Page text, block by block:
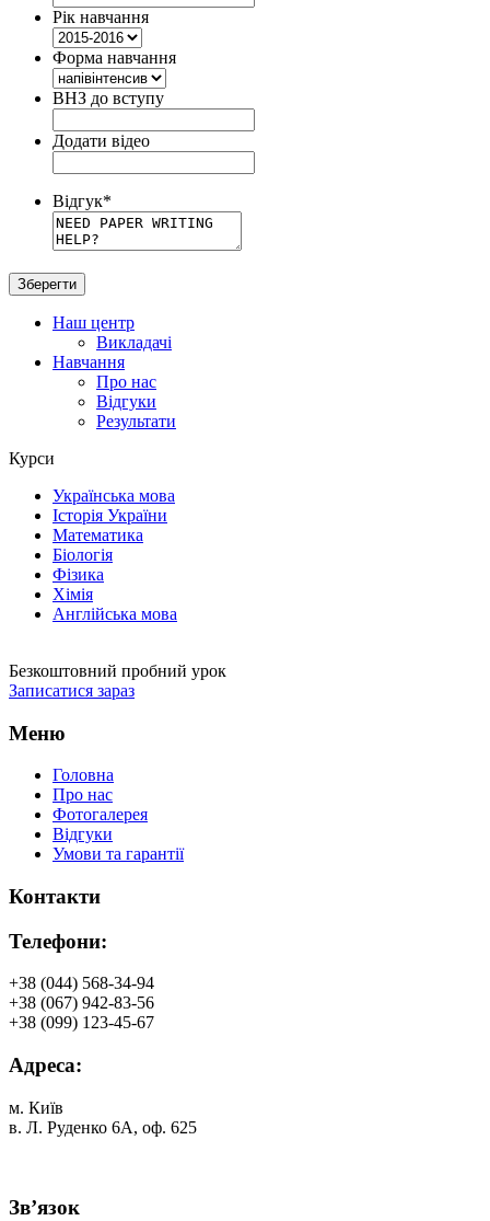
Рік навчання
Форма навчання
ВНЗ до вступу
Додати відео
Відгук*
Наш центр
Викладачі
Навчання
Про нас
Відгуки
Результати
Курси
Українська мова
Історія України
Математика
Біологія
Фізика
Хімія
Англійська мова
Безкоштовний пробний урок
Записатися зараз
Меню
Головна
Про нас
Фотогалерея
Відгуки
Умови та гарантії
Контакти
Телефони:
+38 (044) 568-34-94
+38 (067) 942-83-56
+38 (099) 123-45-67
Адреса:
м. Київ
в. Л. Руденко 6А, оф. 625
Зв’язок